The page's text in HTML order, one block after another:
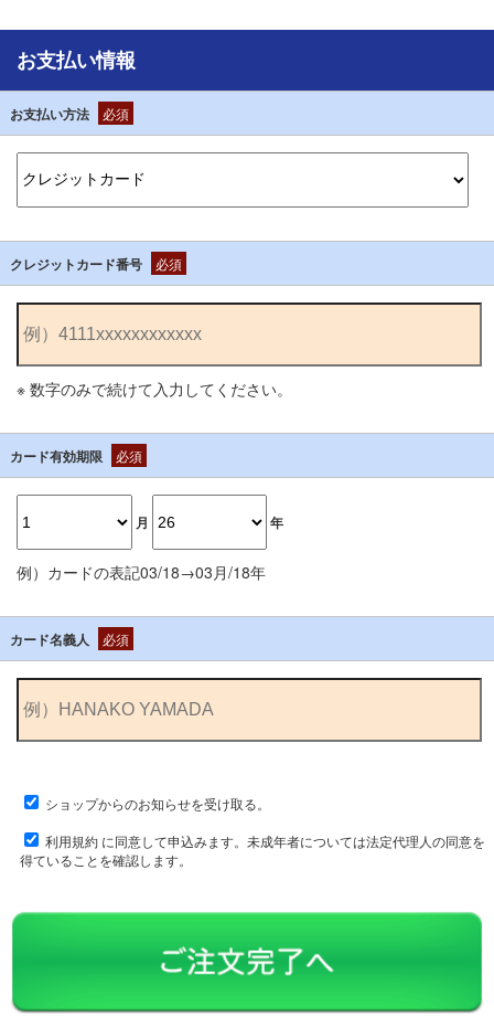
お支払い情報
お支払い方法 必須
クレジットカード番号 必須
※ 数字のみで続けて入力してください。
カード有効期限 必須
月 年
例）カードの表記03/18→03月/18年
カード名義人 必須
ショップからのお知らせを受け取る。
利用規約に同意して申込みます。未成年者については法定代理人の同意を
得ていることを確認します。